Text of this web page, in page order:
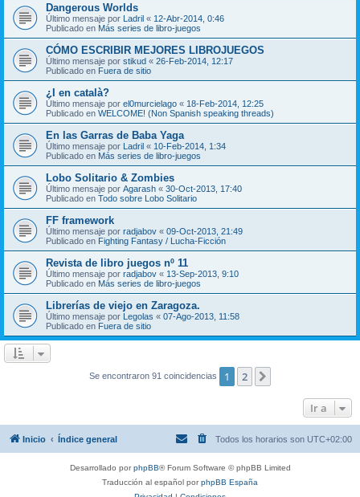
Dangerous Worlds
Último mensaje por Ladril « 12-Abr-2014, 0:46
Publicado en Más series de libro-juegos
CÓMO ESCRIBIR MEJORES LIBROJUEGOS
Último mensaje por stikud « 26-Feb-2014, 12:17
Publicado en Fuera de sitio
¿I en català?
Último mensaje por el0murcielago « 18-Feb-2014, 12:25
Publicado en WELCOME! (Non Spanish speaking threads)
En las Garras de Baba Yaga
Último mensaje por Ladril « 10-Feb-2014, 1:34
Publicado en Más series de libro-juegos
Lobo Solitario & Zombies
Último mensaje por Agarash « 30-Oct-2013, 17:40
Publicado en Todo sobre Lobo Solitario
FF framework
Último mensaje por radjabov « 09-Oct-2013, 21:49
Publicado en Fighting Fantasy / Lucha-Ficción
Revista de libro juegos nº 11
Último mensaje por radjabov « 13-Sep-2013, 9:10
Publicado en Más series de libro-juegos
Librerías de viejo en Zaragoza.
Último mensaje por Legolas « 07-Ago-2013, 11:58
Publicado en Fuera de sitio
Se encontraron 91 coincidencias 1 2
Ir a
Inicio Índice general Todos los horarios son UTC+02:00
Desarrollado porphpBB® Forum Software © phpBB Limited
Traducción al español porphpBB España